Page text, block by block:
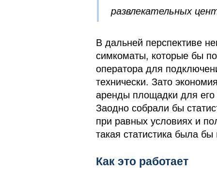
развлекательных
В дальней перспективе
симкоматы, которые бы
оператора для
технически. Зато
аренды площадки для
Заодно собрали бы
при равных условиях и
такая статистика была
Как это работает